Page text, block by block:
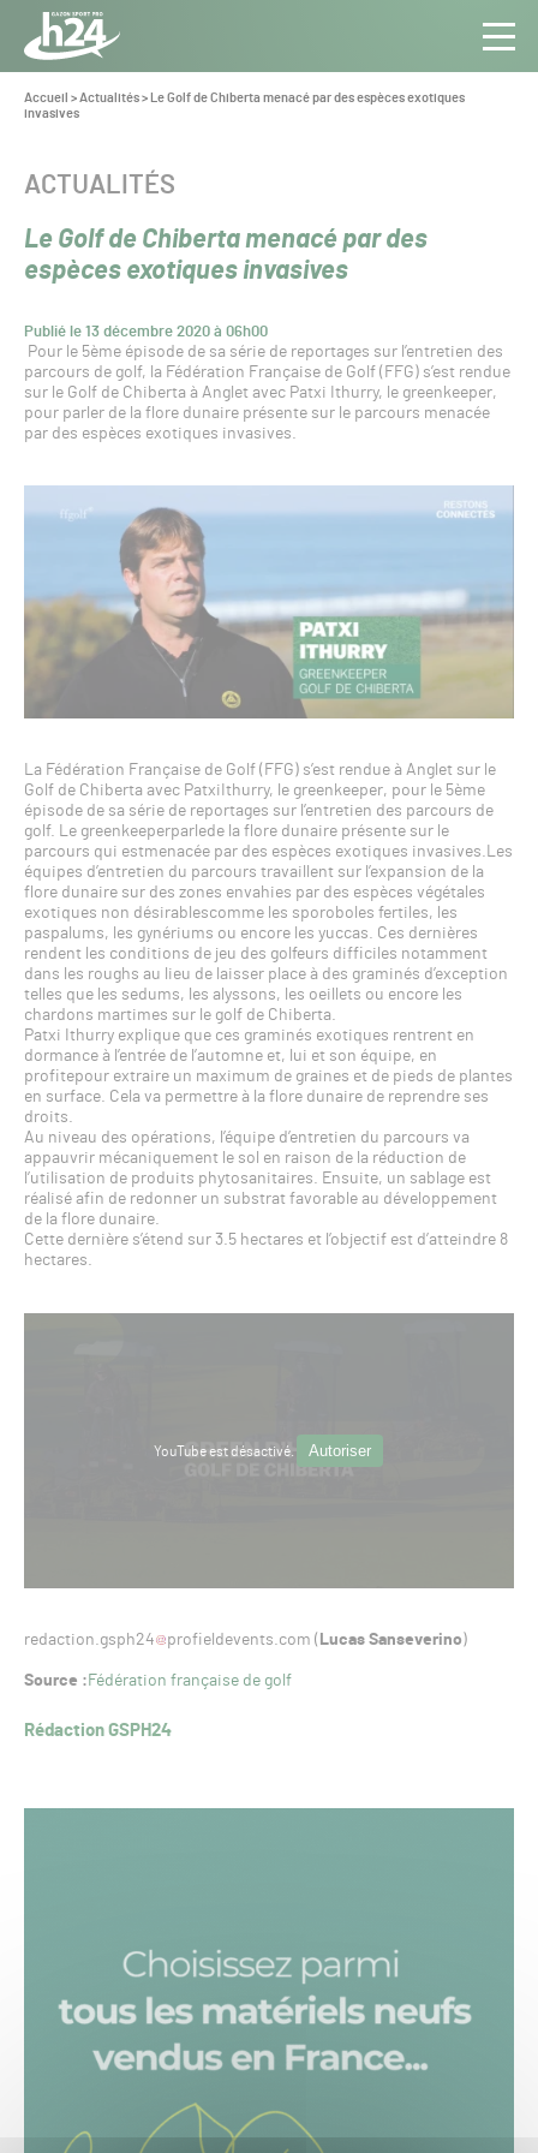
Panneau de gestion des cookies
Aller au contenu
Toute
l’info
du Gazon
Vous
êtes
Accueil >Actualités>
Le Golf de Chiberta menacé par des espèces exotiques
invasives
Le Golf de Chiberta menacé par des
espèces exotiques invasives
Publié le 13 décembre 2020 à 06h00
CATÉGORIE :
ACTUALITÉS
Pour le 5ème épisode de sa série de reportages sur l’entretien des
parcours de golf, la Fédération Française de Golf (FFG) s’est rendue
sur le Golf de Chiberta à Anglet avec Patxi Ithurry, le greenkeeper,
pour parler de la flore dunaire présente sur le parcours menacée
par des espèces exotiques invasives.
La Fédération Française de Golf (FFG) s’est rendue à Anglet sur le
Golf de Chiberta avec PatxiIthurry, le greenkeeper, pour le 5ème
épisode de sa série de reportages sur l’entretien des parcours de
golf. Le greenkeeperparlede la flore dunaire présente sur le
parcours qui estmenacée par des espèces exotiques invasives.Les
équipes d’entretien du parcours travaillent sur l’expansion de la
flore dunaire sur des zones envahies par des espèces végétales
exotiques non désirablescomme les sporoboles fertiles, les
paspalums, les gynériums ou encore les yuccas. Ces dernières
rendent les conditions de jeu des golfeurs difficiles notamment
dans les roughs au lieu de laisser place à des graminés d’exception
telles que les sedums, les alyssons, les oeillets ou encore les
chardons martimes sur le golf de Chiberta.
Patxi Ithurry explique que ces graminés exotiques rentrent en
dormance à l’entrée de l’automne et, lui et son équipe, en
profitepour extraire un maximum de graines et de pieds de plantes
en surface. Cela va permettre à la flore dunaire de reprendre ses
droits.
Au niveau des opérations, l’équipe d’entretien du parcours va
appauvrir mécaniquement le sol en raison de la réduction de
l’utilisation de produits phytosanitaires. Ensuite, un sablage est
réalisé afin de redonner un substrat favorable au développement
de la flore dunaire.
Cette dernière s’étend sur 3.5 hectares et l’objectif est d’atteindre 8
hectares.
YouTube est désactivé. Autoriser
redaction.gsph24 profieldevents.com ( Lucas Sanseverino)
Source : Fédération française de golf
Rédaction GSPH24